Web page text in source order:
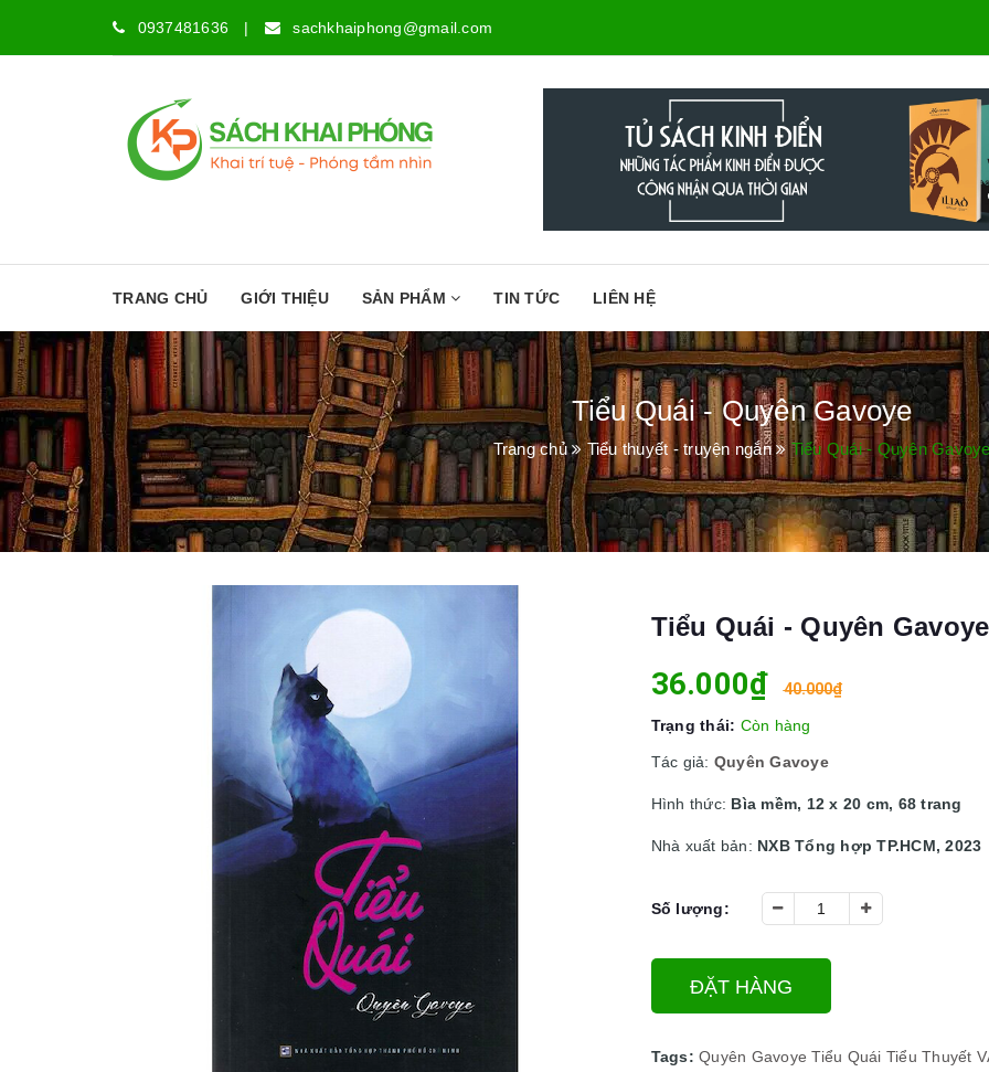
0937481636 | sachkhaiphong@gmail.com
TRANG CHỦ GIỚI THIỆU SẢN PHẨM TIN TỨC LIÊN HỆ
Tiểu Quái - Quyên Gavoye
Trang chủ Tiểu thuyết - truyện ngắn Tiểu Quái - Quyên
Tiểu Quái - Quyên Gavoye
36.000₫ 40.000₫
Trạng thái: Còn hàng
Tác giả: Quyên Gavoye
Hình thức: Bìa mềm, 12 x 20 cm, 68 trang
Nhà xuất bản: NXB Tổng hợp TP.HCM, 2023
Số lượng:
ĐẶT HÀNG
Tags: Quyên Gavoye Tiểu Quái Tiểu Thuyết